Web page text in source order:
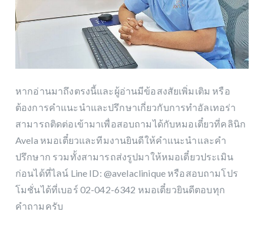
หากอ่านมาถึงตรงนี้และผู้อ่านมีข้อสงสัยเพิ่มเติม หรือ
ต้องการคำแนะนำและปรึกษาเกี่ยวกับการทำอัลเทอร่า
สามารถติดต่อเข้ามาเพื่อสอบถามได้กับหมอเตี๋ยวที่คลินิก
Avela หมอเตี๋ยวและทีมงานยินดีให้คำแนะนำและคำ
ปรึกษาก รวมทั้งสามารถส่งรูปมาให้หมอเตี๋ยวประเมิน
ก่อนได้ที่ไลน์ Line ID: @avelaclinique หรือสอบถามโปร
โมชั่นได้ที่เบอร์ 02-042-6342 หมอเตี๋ยวยินดีตอบทุก
คำถามครับ